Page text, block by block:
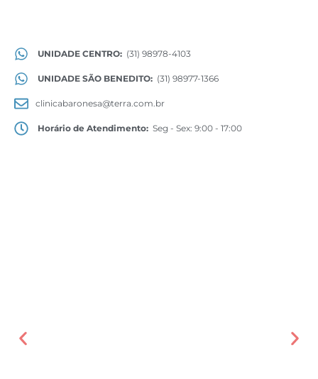
UNIDADE CENTRO: (31) 98978-4103
UNIDADE SÃO BENEDITO: (31) 98977-1366
clinicabaronesa@terra.com.br
Horário de Atendimento: Seg - Sex: 9:00 - 17:00